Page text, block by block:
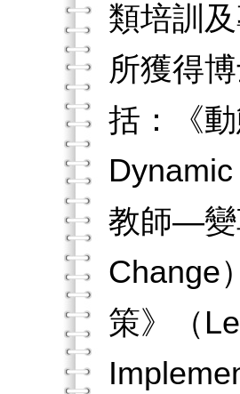
類培訓
所獲得
括：《
教師—變
Change
策》（